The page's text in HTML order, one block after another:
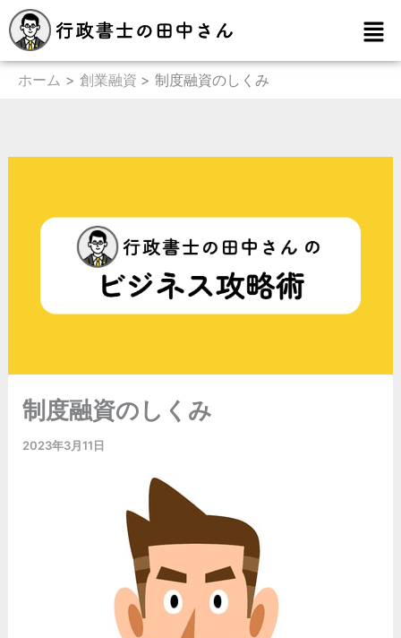
容
を
メ
ニ
ュ
ホーム 創業融資 制度融資のしくみ
制度融資のしくみ
2023年3月11日